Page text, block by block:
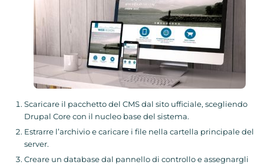
Scaricare il pacchetto del CMS dal sito ufficiale, scegliendo
Drupal Core con il nucleo base del sistema.
Estrarre l’archivio e caricare i file nella cartella principale del
server.
Creare un database dal pannello di controllo e assegnargli